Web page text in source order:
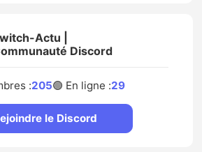
Actu |
Discord
:205🟢 En ligne :29
le Discord